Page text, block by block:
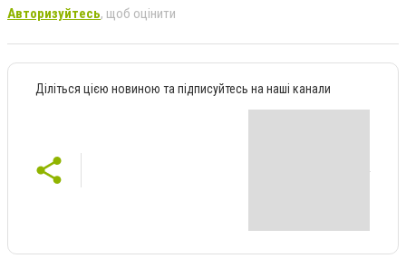
Авторизуйтесь, щоб оцінити
Діліться цією новиною та підписуйтесь на наші канали